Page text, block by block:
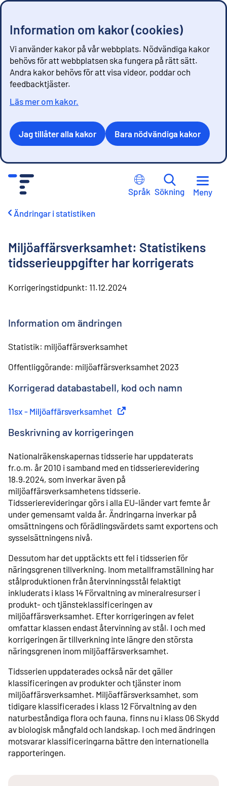
Information om kakor (cookies)
Vi använder kakor på vår webbplats. Nödvändiga kakor
behövs för att webbplatsen ska fungera på rätt sätt.
Andra kakor behövs för att visa videor, poddar och
feedbacktjäster.
Läs mer om kakor.
Jag tillåter alla kakor Bara nödvändiga kakor
Språk Sökning Meny
Ändringar i statistiken
Miljöaffärsverksamhet: Statistikens
tidsserieuppgifter har korrigerats
Korrigeringstidpunkt: 11.12.2024
Information om ändringen
Statistik: miljöaffärsverksamhet
Offentliggörande: miljöaffärsverksamhet 2023
Korrigerad databastabell, kod och namn
11sx - Miljöaffärsverksamhet Extern länk
Beskrivning av korrigeringen
Nationalräkenskapernas tidsserie har uppdaterats
fr.o.m. år 2010 i samband med en tidsserierevidering
18.9.2024, som inverkar även på
miljöaffärsverksamhetens tidsserie.
Tidsserierevideringar görs i alla EU-länder vart femte år
under gemensamt valda år. Ändringarna inverkar på
omsättningens och förädlingsvärdets samt exportens och
sysselsättningens nivå.
Dessutom har det upptäckts ett fel i tidsserien för
näringsgrenen tillverkning. Inom metallframställning har
stålproduktionen från återvinningsstål felaktigt
inkluderats i klass 14 Förvaltning av mineralresurser i
produkt- och tjänsteklassificeringen av
miljöaffärsverksamhet. Efter korrigeringen av felet
omfattar klassen endast återvinning av stål. I och med
korrigeringen är tillverkning inte längre den största
näringsgrenen inom miljöaffärsverksamhet.
Tidsserien uppdaterades också när det gäller
klassificeringen av produkter och tjänster inom
miljöaffärsverksamhet. Miljöaffärsverksamhet, som
tidigare klassificerades i klass 12 Förvaltning av den
naturbeståndiga flora och fauna, finns nu i klass 06 Skydd
av biologisk mångfald och landskap. I och med ändringen
motsvarar klassificeringarna bättre den internationella
rapporteringen.